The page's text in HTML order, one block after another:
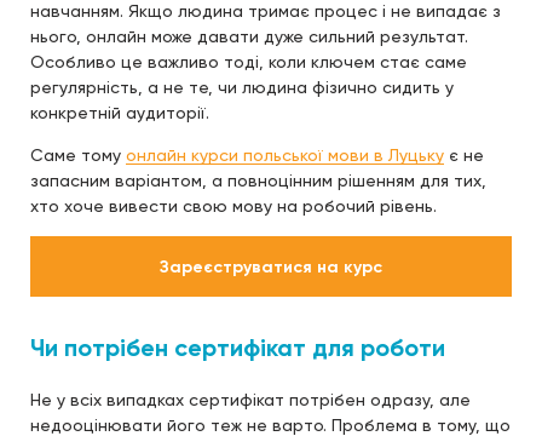
навчанням. Якщо людина тримає процес і не випадає з
нього, онлайн може давати дуже сильний результат.
Особливо це важливо тоді, коли ключем стає саме
регулярність, а не те, чи людина фізично сидить у
конкретній аудиторії.
Саме тому онлайн курси польської мови в Луцьку є не
запасним варіантом, а повноцінним рішенням для тих,
хто хоче вивести свою мову на робочий рівень.
Зареєструватися на курс
Чи потрібен сертифікат для роботи
Не у всіх випадках сертифікат потрібен одразу, але
недооцінювати його теж не варто. Проблема в тому, що